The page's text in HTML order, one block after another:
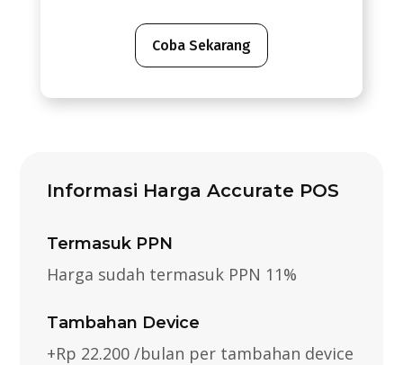
Coba Sekarang
Informasi Harga Accurate POS
Termasuk PPN
Harga sudah termasuk PPN 11%
Tambahan Device
+Rp 22.200 /bulan per tambahan device